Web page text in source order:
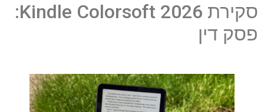
סקירת Kindle Colorsoft 2026:
פסק דין